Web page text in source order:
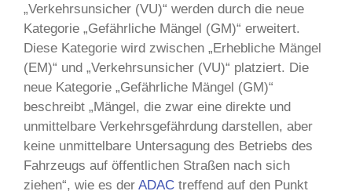
„Verkehrsunsicher (VU)“ werden durch die neue
Kategorie „Gefährliche Mängel (GM)“ erweitert.
Diese Kategorie wird zwischen „Erhebliche Mängel
(EM)“ und „Verkehrsunsicher (VU)“ platziert. Die
neue Kategorie „Gefährliche Mängel (GM)“
beschreibt „Mängel, die zwar eine direkte und
unmittelbare Verkehrsgefährdung darstellen, aber
keine unmittelbare Untersagung des Betriebs des
Fahrzeugs auf öffentlichen Straßen nach sich
ziehen“, wie es der ADAC treffend auf den Punkt